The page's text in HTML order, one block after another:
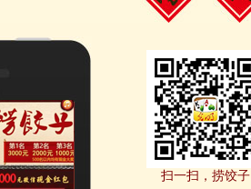
扫一扫，捞饺子